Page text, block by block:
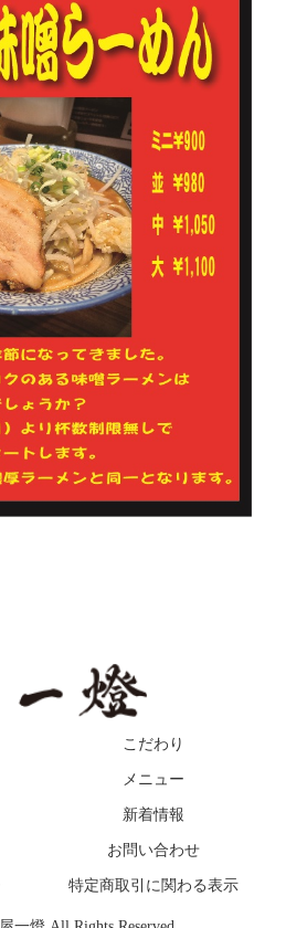
こだわり
メニュー
新着情報
お問い合わせ
特定商取引に関わる表示